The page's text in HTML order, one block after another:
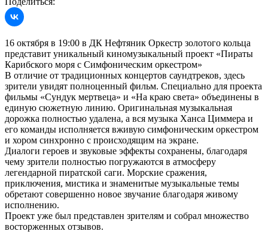
16 октября в 19:00 в ДК Нефтяник Оркестр золотого кольца
представит уникальный киномузыкальный проект «Пираты
Карибского моря с Симфоническим оркестром»
В отличие от традиционных концертов саундтреков, здесь
зрители увидят полноценный фильм. Специально для проекта
фильмы «Сундук мертвеца» и «На краю света» объединены в
единую сюжетную линию. Оригинальная музыкальная
дорожка полностью удалена, а вся музыка Ханса Циммера и
его команды исполняется вживую симфоническим оркестром
и хором синхронно с происходящим на экране.
Диалоги героев и звуковые эффекты сохранены, благодаря
чему зрители полностью погружаются в атмосферу
легендарной пиратской саги. Морские сражения,
приключения, мистика и знаменитые музыкальные темы
обретают совершенно новое звучание благодаря живому
исполнению.
Проект уже был представлен зрителям и собрал множество
восторженных отзывов.